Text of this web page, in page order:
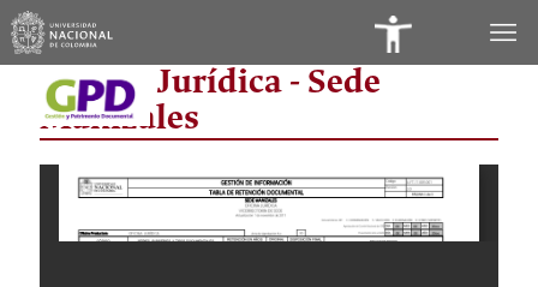
Oficina Jurídica - Sede
Manizales